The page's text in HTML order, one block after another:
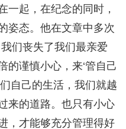
一起，在纪念的同时，
姿态。他在文章中多次
们丧失了我们最亲爱
的谨慎小心，来‘管自己
自己的生活，我们就越
来的道路。也只有小心
，才能够充分管理得好